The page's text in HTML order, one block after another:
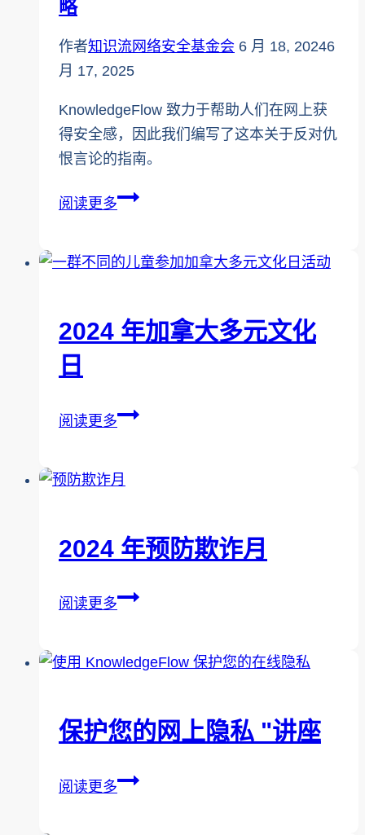
略
作者知识流网络安全基金会 6 月 18, 20246
月 17, 2025
KnowledgeFlow 致力于帮助人们在网上获
得安全感，因此我们编写了这本关于反对仇
恨言论的指南。
阅读更多反
上
恨
言
5
极
略
2024 年加拿大多元文化
日
阅读更多2024
拿
多
元
化
2024 年预防欺诈月
阅读更多2024
防
诈
月
保护您的网上隐私 "讲座
阅读更多保